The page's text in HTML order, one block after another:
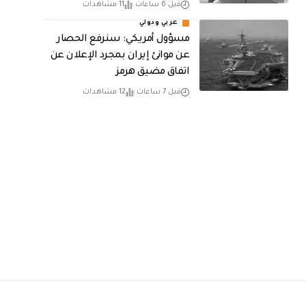
قبل 6 ساعات 11 مشاهدات
عربي ودولي
مسؤول أمريكي: سنرفع الحصار
عن موانئ إيران بمجرد الإعلان عن
اتفاق مضيق هرمز
قبل 7 ساعات 12 مشاهدات